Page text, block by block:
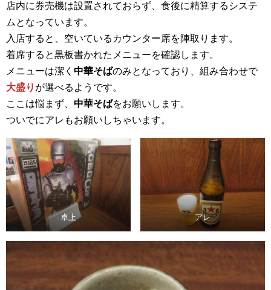
店内に券売機は設置されておらず、食後に精算するシステ
ムとなっています。
入店すると、空いているカウンター席を陣取ります。
着席すると黒板書かれたメニューを確認します。
メニューは潔く 中華そばのみとなっており、組み合わせで
大盛り が選べるようです。
ここは悩まず、 中華そばをお願いします。
ついでにアレもお願いしちゃいます。
卓上 アレ